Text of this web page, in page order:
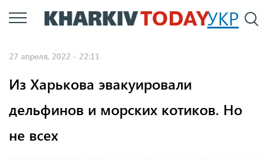
Перейти
к
УКР
27 апреля, 2022 - 22:11
Из Харькова эвакуировали
дельфинов и морских котиков. Но
не всех